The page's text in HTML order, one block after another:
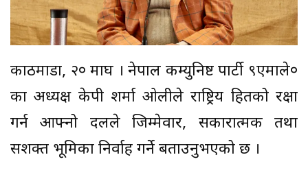
काठमाडौँ, २० माघ । नेपाल कम्युनिष्ट पार्टी ९एमाले०
का अध्यक्ष केपी शर्मा ओलीले राष्ट्रिय हितको रक्षा
गर्न आफ्नो दलले जिम्मेवार, सकारात्मक तथा
सशक्त भूमिका निर्वाह गर्ने बताउनुभएको छ ।